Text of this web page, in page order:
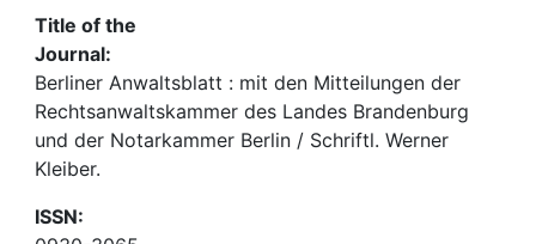
Title of the
Journal:
Berliner Anwaltsblatt : mit den Mitteilungen der
Rechtsanwaltskammer des Landes Brandenburg
und der Notarkammer Berlin / Schriftl. Werner
Kleiber.
ISSN: